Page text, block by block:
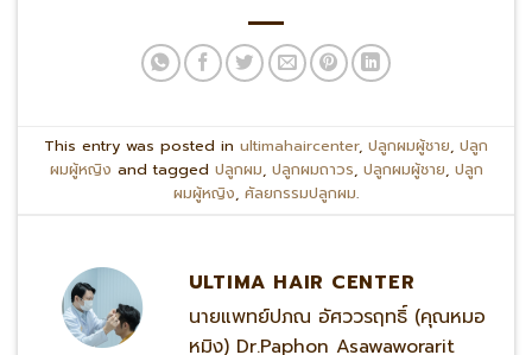
This entry was posted in ultimahaircenter, ปลูกผมผู้ชาย, ปลูก
ผมผู้หญิง and tagged ปลูกผม, ปลูกผมถาวร, ปลูกผมผู้ชาย, ปลูก
ผมผู้หญิง, ศัลยกรรมปลูกผม.
ULTIMA HAIR CENTER
นายแพทย์ปภณ อัศววรฤทธิ์ (คุณหมอ
หมิง) Dr.Paphon Asawaworarit